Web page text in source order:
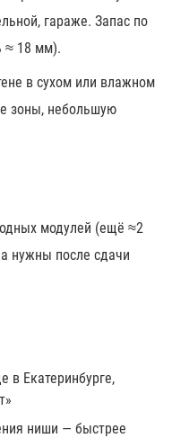
гараже. Запас по
≈ 18 мм).
в сухом или влажном
зоны, небольшую
модулей (ещё ≈2
нужны после сдачи
в Екатеринбурге,
ниши — быстрее